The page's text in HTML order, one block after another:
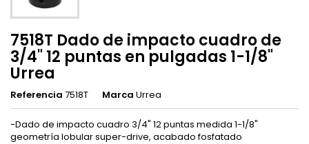
7518T Dado de impacto cuadro de
3/4" 12 puntas en pulgadas 1-1/8"
Urrea
Referencia 7518T Marca Urrea
-Dado de impacto cuadro 3/4" 12 puntas medida 1-1/8"
geometría lobular super-drive, acabado fosfatado